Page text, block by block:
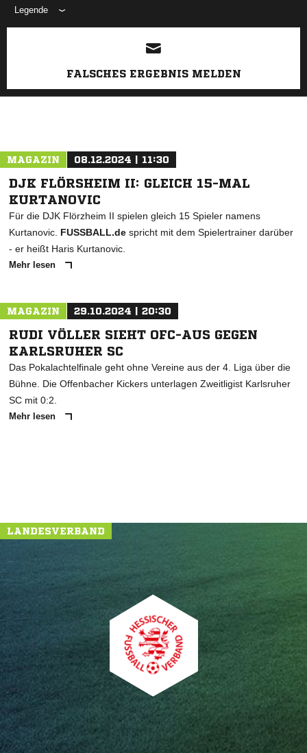
Legende
ANZEIGE
FALSCHES ERGEBNIS MELDEN
MAGAZIN 08.12.2024 | 11:30
DJK FLÖRSHEIM II: GLEICH 15-MAL
KURTANOVIC
Für die DJK Flörzheim II spielen gleich 15 Spieler namens
Kurtanovic. FUSSBALL.de spricht mit dem Spielertrainer darüber
- er heißt Haris Kurtanovic.
Mehr lesen
MAGAZIN 29.10.2024 | 20:30
RUDI VÖLLER SIEHT OFC-AUS GEGEN
KARLSRUHER SC
Das Pokalachtelfinale geht ohne Vereine aus der 4. Liga über die
Bühne. Die Offenbacher Kickers unterlagen Zweitligist Karlsruher
SC mit 0:2.
Mehr lesen
LANDESVERBAND